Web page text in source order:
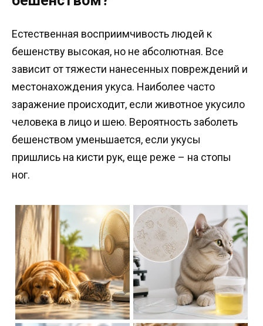
Естественная восприимчивость людей к
бешенству высокая, но не абсолютная. Все
зависит от тяжести нанесенных повреждений и
местонахождения укуса. Наиболее часто
заражение происходит, если животное укусило
человека в лицо и шею. Вероятность заболеть
бешенством уменьшается, если укусы
пришлись на кисти рук, еще реже – на стопы
ног.